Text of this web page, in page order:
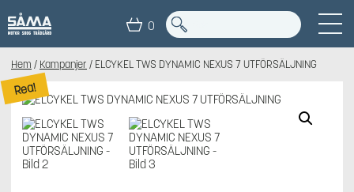
0
Hem / Kampanjer / ELCYKEL TWS DYNAMIC NEXUS 7 UTFÖRSÄLJNING
Rea!